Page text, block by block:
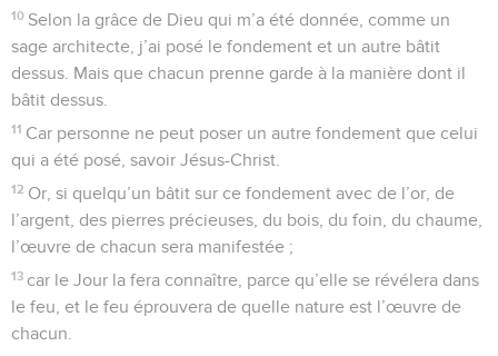
10 Selon la grâce de Dieu qui m’a été donnée, comme un
sage architecte, j’ai posé le fondement et un autre bâtit
dessus. Mais que chacun prenne garde à la manière dont il
bâtit dessus.
11 Car personne ne peut poser un autre fondement que celui
qui a été posé, savoir Jésus-Christ.
12 Or, si quelqu’un bâtit sur ce fondement avec de l’or, de
l’argent, des pierres précieuses, du bois, du foin, du chaume,
l’œuvre de chacun sera manifestée ;
13 car le Jour la fera connaître, parce qu’elle se révélera dans
le feu, et le feu éprouvera de quelle nature est l’œuvre de
chacun.